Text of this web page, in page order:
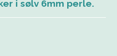
i sølv 6mm perle.